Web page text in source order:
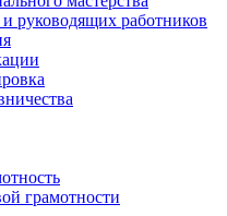
и руководящих работников
грамотности